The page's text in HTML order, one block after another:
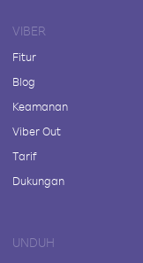
VIBER
Fitur
Blog
Keamanan
Viber Out
Tarif
Dukungan
UNDUH